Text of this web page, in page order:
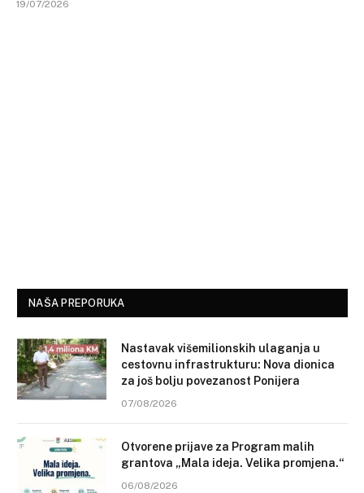
19/07/2026
NAŠA PREPORUKA
Nastavak višemilionskih ulaganja u
cestovnu infrastrukturu: Nova dionica
za još bolju povezanost Ponijera
07/08/2026
Otvorene prijave za Program malih
grantova „Mala ideja. Velika promjena.“
06/08/2026